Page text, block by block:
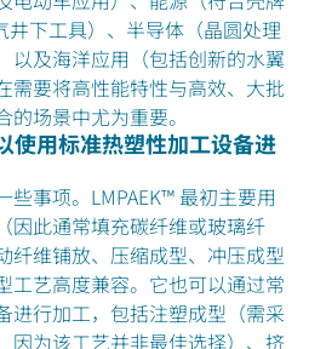
井下工具）、半导体（晶圆处理
以及海洋应用（包括创新的水翼
需要将高性能特性与高效、大批
场景中尤为重要。
使用标准热塑性加工设备进
些事项。LMPAEK™ 最初主要用
因此通常填充碳纤维或玻璃纤
纤维铺放、压缩成型、冲压成型
工艺高度兼容。它也可以通过常
进行加工，包括注塑成型（需采
因为该工艺并非最佳选择）、挤